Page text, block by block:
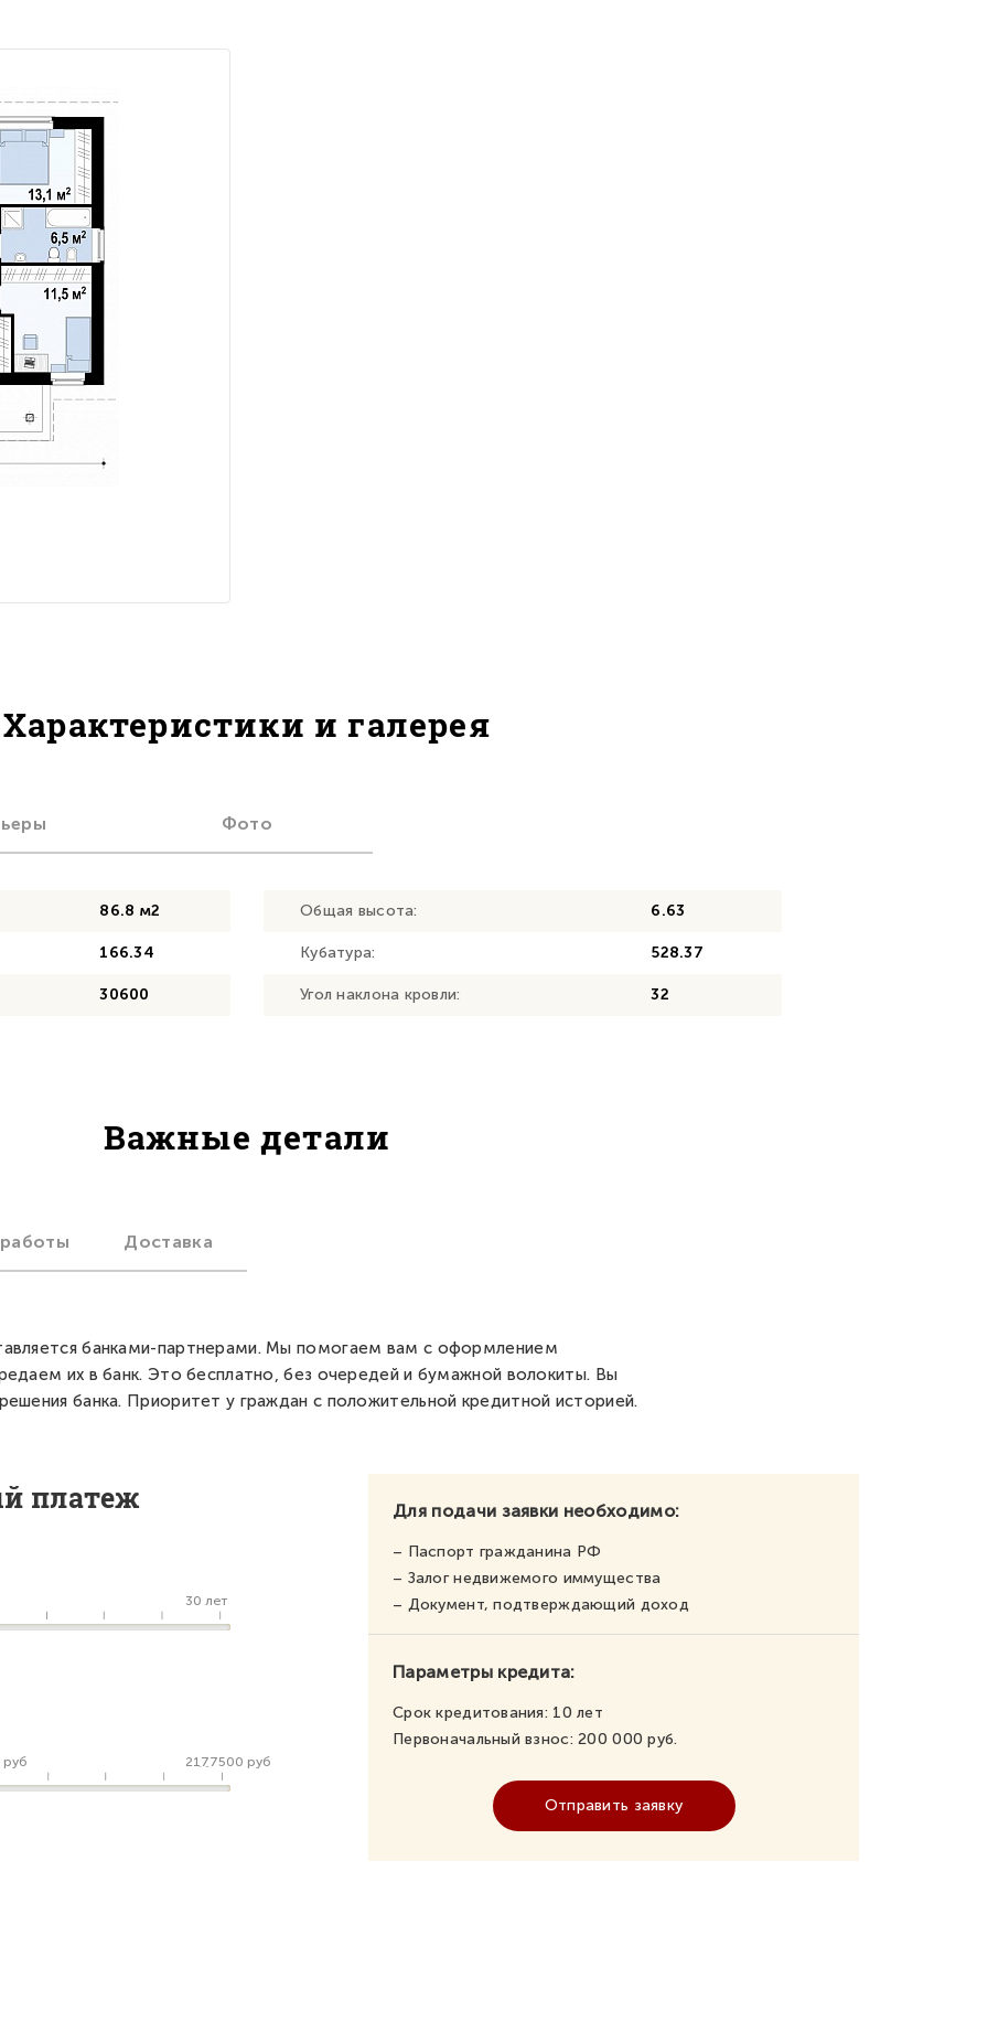
Характеристики и галерея
Фото
86.8 м2
166.34
30600
Общая высота: 6.63
Кубатура: 528.37
Угол наклона кровли: 32
Важные детали
Доставка
банками-партнерами. Мы помогаем вам с оформлением
их в банк. Это бесплатно, без очередей и бумажной волокиты. Вы
банка. Приоритет у граждан с положительной кредитной историей.
платеж
30 лет
2177500 руб
Для подачи заявки необходимо:
– Паспорт гражданина РФ
– Залог недвижемого иммущества
– Документ, подтверждающий доход
Параметры кредита:
Срок кредитования: 10 лет
Первоначальный взнос: 200 000 руб.
Отправить заявку